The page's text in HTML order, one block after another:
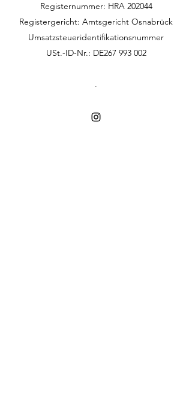
Registernummer: HRA 202044
Registergericht: Amtsgericht Osnabrück
Umsatzsteueridentifikationsnummer
USt.-ID-Nr.: DE267 993 002
.